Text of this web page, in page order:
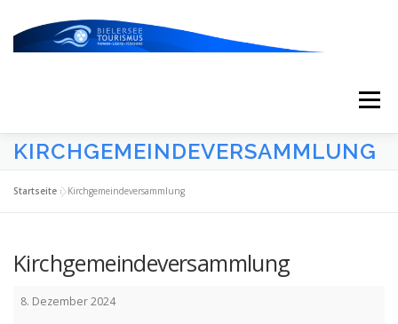
Menü
ESSEN/TRINKEN/SCHLAFEN
KIRCHGEMEINDEVERSAMMLUNG
Startseite »Kirchgemeindeversammlung
Kirchgemeindeversammlung
Kirchgemeindeversammlung
8. Dezember 2024